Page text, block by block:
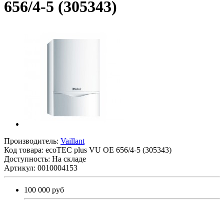
656/4-5 (305343)
Производитель: Vaillant
Код товара: ecoTEC plus VU OE 656/4-5 (305343)
Доступность: На складе
Артикул: 0010004153
100 000 руб